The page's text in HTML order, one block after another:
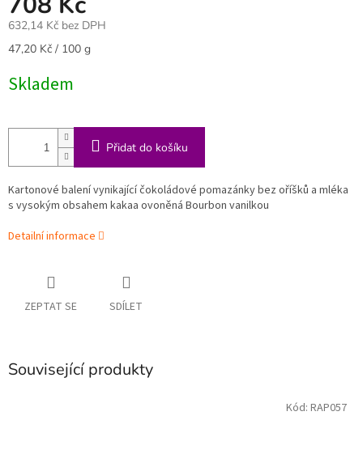
632,14 Kč bez DPH
Měrná
47,20 Kč / 100 g
Skladem
Přidat do košíku
Kartonové balení vynikající čokoládové pomazánky bez oříšků a mléka
s vysokým obsahem kakaa ovoněná Bourbon vanilkou
Detailní informace
ZEPTAT SE SDÍLET
Související produkty
Kód: RAP057